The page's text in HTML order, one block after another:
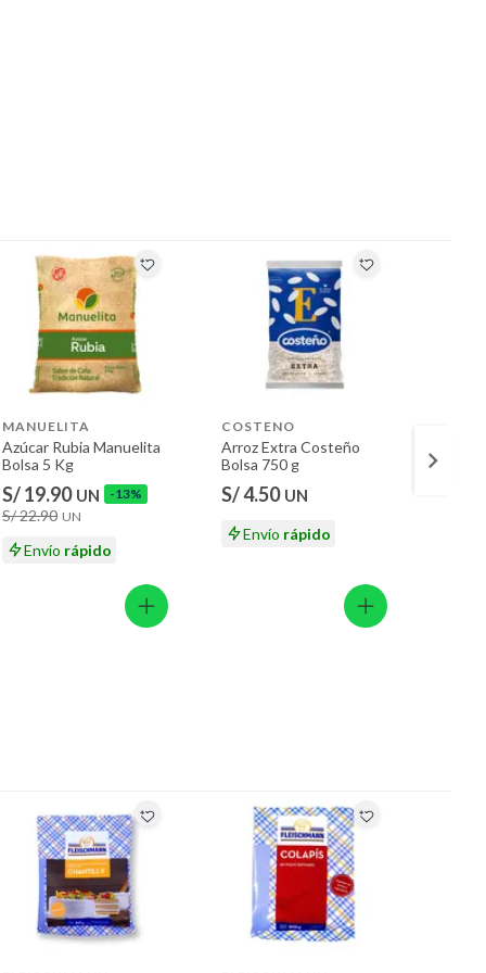
MANUELITA
Azúcar Rubia Manuelita
Bolsa 5 Kg
S/ 19.90 UN -13%
S/ 22.90 UN
Envío rápido
COSTENO
Arroz Extra Costeño
Bolsa 750 g
S/ 4.50 UN
Envío rápido